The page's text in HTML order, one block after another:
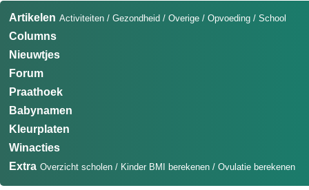
Artikelen Activiteiten / Gezondheid / Overige / Opvoeding / School
Columns
Nieuwtjes
Forum
Praathoek
Babynamen
Kleurplaten
Winacties
Extra Overzicht scholen / Kinder BMI berekenen / Ovulatie berekenen